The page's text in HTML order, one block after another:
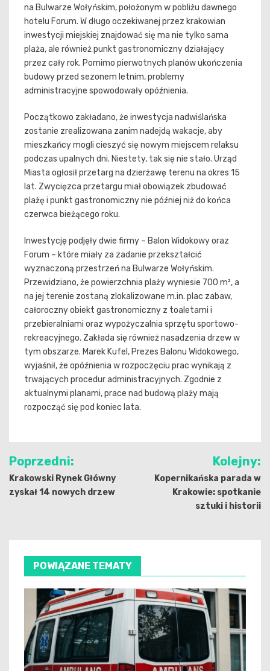
na Bulwarze Wołyńskim, położonym w pobliżu dawnego
hotelu Forum. W długo oczekiwanej przez krakowian
inwestycji miejskiej znajdować się ma nie tylko sama
plaża, ale również punkt gastronomiczny działający
przez cały rok. Pomimo pierwotnych planów ukończenia
budowy przed sezonem letnim, problemy
administracyjne spowodowały opóźnienia.
Początkowo zakładano, że inwestycja nadwiślańska
zostanie zrealizowana zanim nadejdą wakacje, aby
mieszkańcy mogli cieszyć się nowym miejscem relaksu
podczas upalnych dni. Niestety, tak się nie stało. Urząd
Miasta ogłosił przetarg na dzierżawę terenu na okres 15
lat. Zwycięzca przetargu miał obowiązek zbudować
plażę i punkt gastronomiczny nie później niż do końca
czerwca bieżącego roku.
Inwestycję podjęły dwie firmy – Balon Widokowy oraz
Forum – które miały za zadanie przekształcić
wyznaczoną przestrzeń na Bulwarze Wołyńskim.
Przewidziano, że powierzchnia plaży wyniesie 700 m², a
na jej terenie zostaną zlokalizowane m.in. plac zabaw,
całoroczny obiekt gastronomiczny z toaletami i
przebieralniami oraz wypożyczalnia sprzętu sportowo-
rekreacyjnego. Zakłada się również nasadzenia drzew w
tym obszarze. Marek Kufel, Prezes Balonu Widokowego,
wyjaśnił, że opóźnienia w rozpoczęciu prac wynikają z
trwających procedur administracyjnych. Zgodnie z
aktualnymi planami, prace nad budową plaży mają
rozpocząć się pod koniec lata.
Nawigacja
wpisu
Poprzedni:
Krakowski Rynek Główny
zyskał 14 nowych drzew
Kolejny:
Kopernikańska parada w
Krakowie: spotkanie
sztuki i historii
POWIĄZANE TEMATY